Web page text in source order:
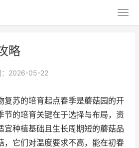
略
：2026-05-22
复苏的培育起点春季是蘑菇园的开
节的培育关键在于选择与布局，资
宜种植基础且生长周期短的蘑菇品
，它们对温度要求不高，能在初春